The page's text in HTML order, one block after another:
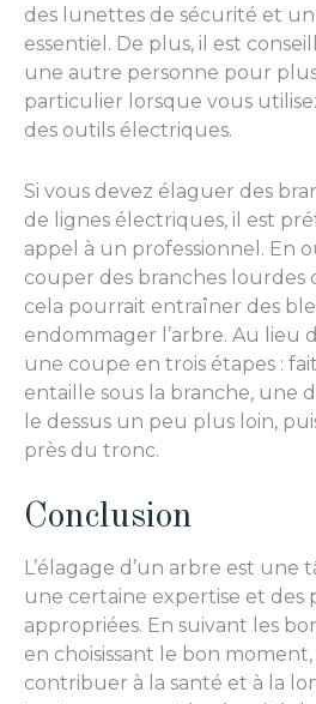
des lunettes de sécurité et un
essentiel. De plus, il est
une autre personne pour
particulier lorsque vous
des outils électriques.
Si vous devez élaguer des
de lignes électriques, il est
appel à un professionnel. En
couper des branches lourdes
cela pourrait entraîner des
endommager l’arbre. Au lieu
une coupe en trois étapes :
entaille sous la branche, une
le dessus un peu plus loin,
près du tronc.
Conclusion
L’élagage d’un arbre est une
une certaine expertise et des
appropriées. En suivant les
en choisissant le bon
contribuer à la santé et à la